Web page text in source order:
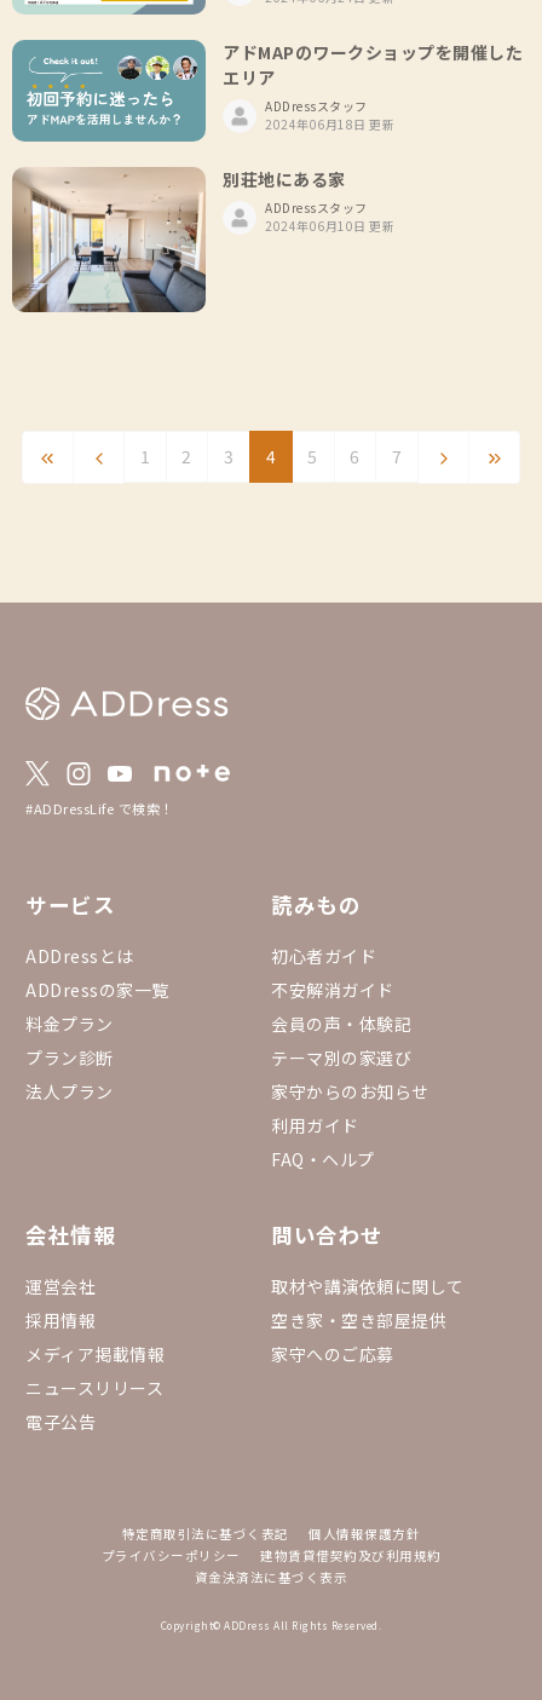
アドMAPのワークショップを開催した
エリア
ADDressスタッフ
2024年06月18日 更新
別荘地にある家
ADDressスタッフ
2024年06月10日 更新
1 2 3 4 5 6 7
#ADDressLife で検索！
サービス
ADDressとは
ADDressの家一覧
料金プラン
プラン診断
法人プラン
読みもの
初心者ガイド
不安解消ガイド
会員の声・体験記
テーマ別の家選び
家守からのお知らせ
利用ガイド
FAQ・ヘルプ
会社情報
運営会社
採用情報
メディア掲載情報
ニュースリリース
電子公告
問い合わせ
取材や講演依頼に関して
空き家・空き部屋提供
家守へのご応募
特定商取引法に基づく表記
個人情報保護方針
プライバシーポリシー
建物賃貸借契約及び利用規約
資金決済法に基づく表示
Copyright© ADDress All Rights Reserved.